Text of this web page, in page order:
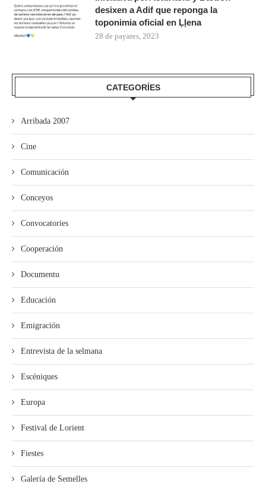
desixen a Adif que reponga la
toponimia oficial en Ḷḷena
28 de payares, 2023
CATEGORÍES
Arribada 2007
Cine
Comunicación
Conceyos
Convocatories
Cooperación
Documentu
Educación
Emigración
Entrevista de la selmana
Escéniques
Europa
Festival de Lorient
Fiestes
Galería de Semelles